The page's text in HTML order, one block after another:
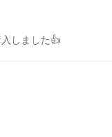
しました👍